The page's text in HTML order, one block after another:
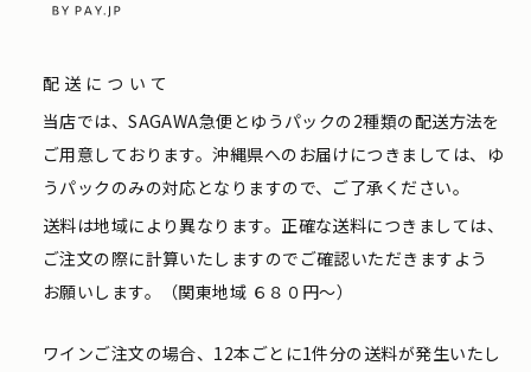
配送について
当店では、SAGAWA急便とゆうパックの2種類の配送方法を
ご用意しております。沖縄県へのお届けにつきましては、ゆ
うパックのみの対応となりますので、ご了承ください。
送料は地域により異なります。正確な送料につきましては、
ご注文の際に計算いたしますのでご確認いただきますよう
お願いします。（関東地域 ６８０円〜）
ワインご注文の場合、12本ごとに1件分の送料が発生いたし